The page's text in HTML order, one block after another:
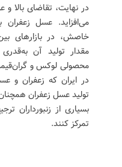
در نهایت، تقاضای بالا
می‌افزاید. عسل
خاصش، در بازارهای
مقدار تولید آن
محصولی لوکس و
در ایران که زعفران و
تولید عسل زعفران
بسیاری از زنبورداران
تمرکز کنند.